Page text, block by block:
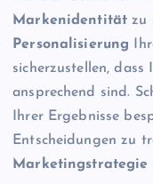
Markenidentität zu
Personalisierung
sicherzustellen,
ansprechend sind.
Ihrer Ergebnisse
Entscheidungen zu
Marketingstrategie